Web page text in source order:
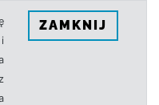
ZAMKNIJ